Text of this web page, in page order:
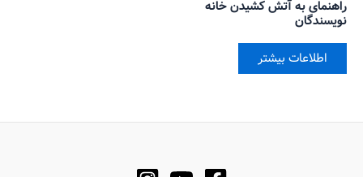
راهنمای به آتش کشیدن خانه
نویسندگان
اطلاعات بیشتر